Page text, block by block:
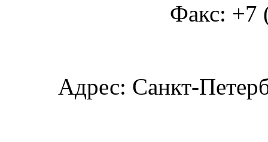
Факс: +7
Адрес: Санкт-